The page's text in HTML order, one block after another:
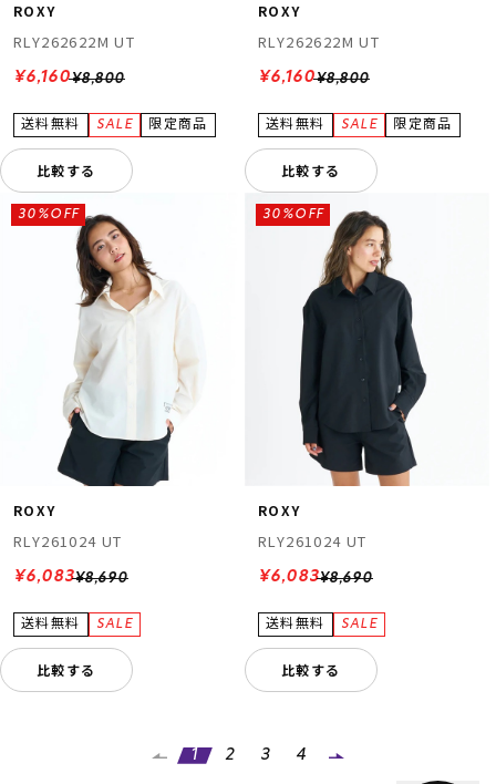
ROXY
RLY262622M UT
¥8,800
¥6,160
比較する
ROXY
RLY262622M UT
¥8,800
¥6,160
比較する
ROXY
RLY261024 UT
¥8,690
30%OFF
¥6,083
比較する
ROXY
RLY261024 UT
¥8,690
30%OFF
¥6,083
比較する
1 2 3 4